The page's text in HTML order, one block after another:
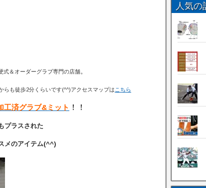
式＆オーダーグラブ専門の店舗。
らも徒歩2分くらいです(^^)アクセスマップは こちら
工済グラブ&ミット ！！
プラスされた
メのアイテム(^^)
人気の